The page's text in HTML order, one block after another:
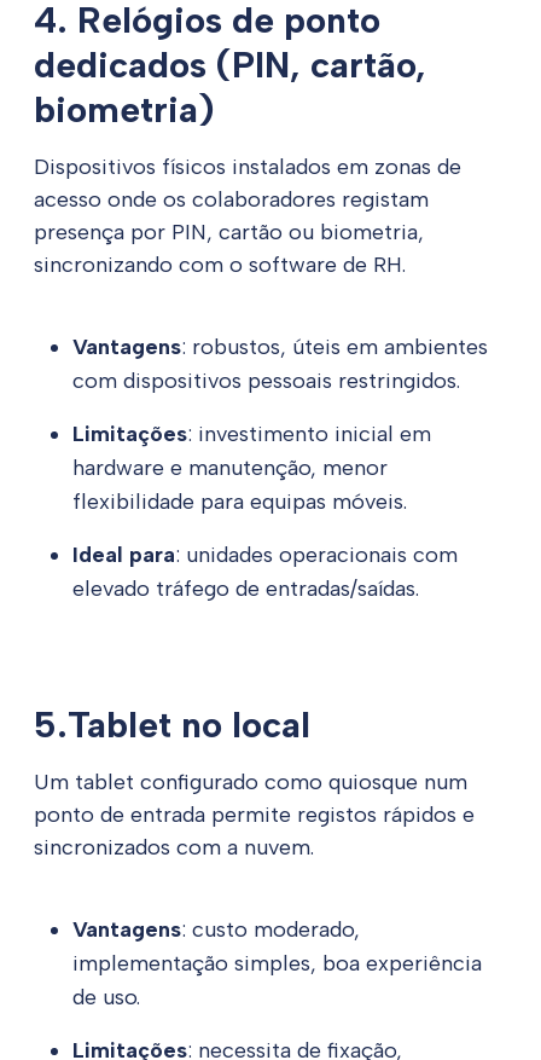
4. Relógios de ponto
dedicados (PIN, cartão,
biometria)
Dispositivos físicos instalados em zonas de
acesso onde os colaboradores registam
presença por PIN, cartão ou biometria,
sincronizando com o software de RH.
Vantagens: robustos, úteis em ambientes
com dispositivos pessoais restringidos.
Limitações: investimento inicial em
hardware e manutenção, menor
flexibilidade para equipas móveis.
Ideal para: unidades operacionais com
elevado tráfego de entradas/saídas.
5.Tablet no local
Um tablet configurado como quiosque num
ponto de entrada permite registos rápidos e
sincronizados com a nuvem.
Vantagens: custo moderado,
implementação simples, boa experiência
de uso.
Limitações: necessita de fixação,